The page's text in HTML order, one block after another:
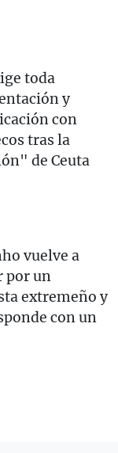
toda
y
con
tras la
de Ceuta
vuelve a
por un
extremeño y
con un